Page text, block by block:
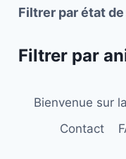
page
produit
Filtrer par état
Filtrer par
Bienvenue sur
Contact